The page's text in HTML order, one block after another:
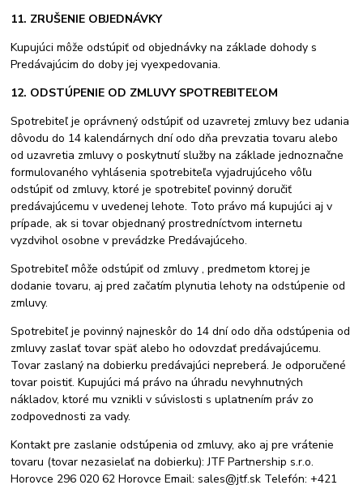
11. ZRUŠENIE OBJEDNÁVKY
Kupujúci môže odstúpiť od objednávky na základe dohody s
Predávajúcim do doby jej vyexpedovania.
12. ODSTÚPENIE OD ZMLUVY SPOTREBITEĽOM
Spotrebiteľ je oprávnený odstúpiť od uzavretej zmluvy bez udania
dôvodu do 14 kalendárnych dní odo dňa prevzatia tovaru alebo
od uzavretia zmluvy o poskytnutí služby na základe jednoznačne
formulovaného vyhlásenia spotrebiteľa vyjadrujúceho vôľu
odstúpiť od zmluvy, ktoré je spotrebiteľ povinný doručiť
predávajúcemu v uvedenej lehote. Toto právo má kupujúci aj v
prípade, ak si tovar objednaný prostredníctvom internetu
vyzdvihol osobne v prevádzke Predávajúceho.
Spotrebiteľ môže odstúpiť od zmluvy , predmetom ktorej je
dodanie tovaru, aj pred začatím plynutia lehoty na odstúpenie od
zmluvy.
Spotrebiteľ je povinný najneskôr do 14 dní odo dňa odstúpenia od
zmluvy zaslať tovar späť alebo ho odovzdať predávajúcemu.
Tovar zaslaný na dobierku predávajúci nepreberá. Je odporučené
tovar poistiť. Kupujúci má právo na úhradu nevyhnutných
nákladov, ktoré mu vznikli v súvislosti s uplatnením práv zo
zodpovednosti za vady.
Kontakt pre zaslanie odstúpenia od zmluvy, ako aj pre vrátenie
tovaru (tovar nezasielať na dobierku): JTF Partnership s.r.o.
Horovce 296 020 62 Horovce Email: sales@jtf.sk Telefón: +421